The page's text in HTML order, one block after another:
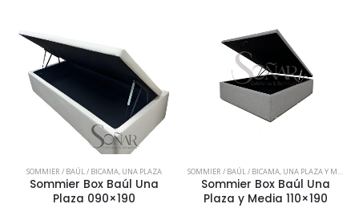
SOMMIER / BAÚL / BICAMA, UNA PLAZA
Sommier Box Baúl Una
Plaza 090×190
SOMMIER / BAÚL / BICAMA, UNA PLAZA Y MEDIA
Sommier Box Baúl Una
Plaza y Media 110×190